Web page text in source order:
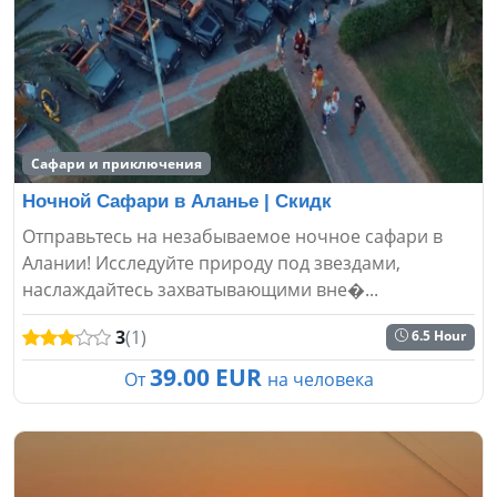
Сафари и приключения
Ночной Сафари в Аланье | Скидк
Отправьтесь на незабываемое ночное сафари в
Алании! Исследуйте природу под звездами,
наслаждайтесь захватывающими вне�...
3(1) 6.5 Hour
От 39.00 EUR на человека